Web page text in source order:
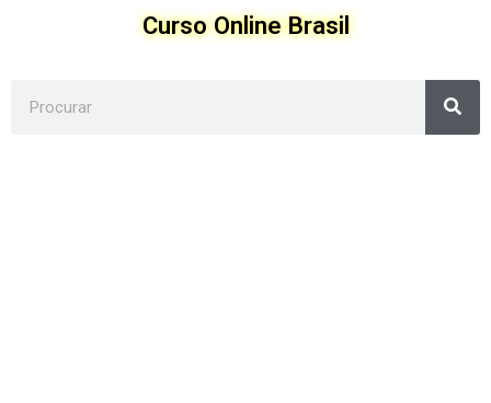
Curso Online Brasil